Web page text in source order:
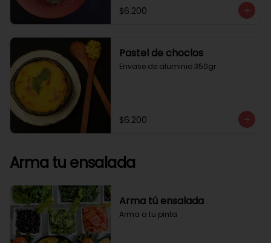
$6.200
Pastel de choclos
Envase de aluminio 350gr.
$6.200
Arma tu ensalada
Arma tú ensalada
Arma a tu pinta